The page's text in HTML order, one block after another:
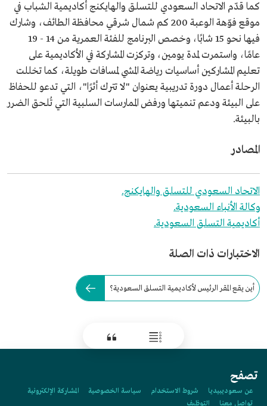
كما قدّم الاتحاد السعودي للتسلق والهايكنج أكاديمية الشباب في
موقع فوّهة الوعبة 200 كم شمال شرقي محافظة الطائف، وشارك
فيها نحو 15 شابًا، وخصص البرنامج للفئة العمرية من 14 - 19
عامًا، واستمرت لمدة يومين، وتركزت المشاركة في الأكاديمية على
تعليم المشاركين أساسيات رياضة المشي لمسافات طويلة، كما تخللت
الرحلة أعمال دورة تدريبية يعنوان "لا تترك أثرًا"، التي تدعو للحفاظ
على البيئة ودعم تنميتها ورفض الممارسات السلبية التي تُلحق الضرر
بالبيئة.
المصادر
الاتحاد السعودي للتسلق والهايكنج.
وكالة الأنباء السعودية.
أكاديمية التسلق السعودية.
الاختبارات ذات الصلة
أين يقع المقر الرئيس لأكاديمية التسلق السعودية؟
تصفح
عن سعوديبيديا شروط الاستخدام سياسة الخصوصية
المشاركة الإلكترونية
تواصل معنا
التوظيف